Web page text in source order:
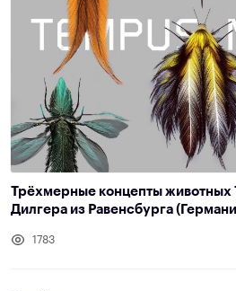
Трёхмерные концепты животных
Дилгера из Равенсбурга
1783